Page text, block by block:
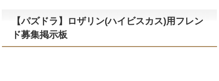
【パズドラ】ロザリン(ハイビスカス)用フレン
ド募集掲示板